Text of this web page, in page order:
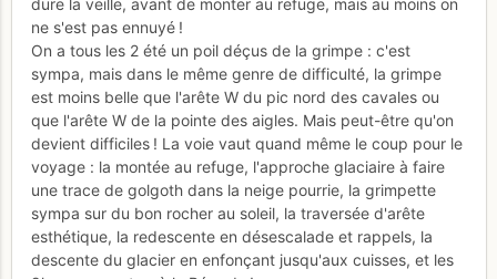
dure la veille, avant de monter au refuge, mais au moins on
ne s'est pas ennuyé !
On a tous les 2 été un poil déçus de la grimpe : c'est
sympa, mais dans le même genre de difficulté, la grimpe
est moins belle que l'arête W du pic nord des cavales ou
que l'arête W de la pointe des aigles. Mais peut-être qu'on
devient difficiles ! La voie vaut quand même le coup pour le
voyage : la montée au refuge, l'approche glaciaire à faire
une trace de golgoth dans la neige pourrie, la grimpette
sympa sur du bon rocher au soleil, la traversée d'arête
esthétique, la redescente en désescalade et rappels, la
descente du glacier en enfonçant jusqu'aux cuisses, et les